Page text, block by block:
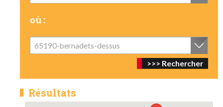
où :
65190-bernadets-dessus
Résultats